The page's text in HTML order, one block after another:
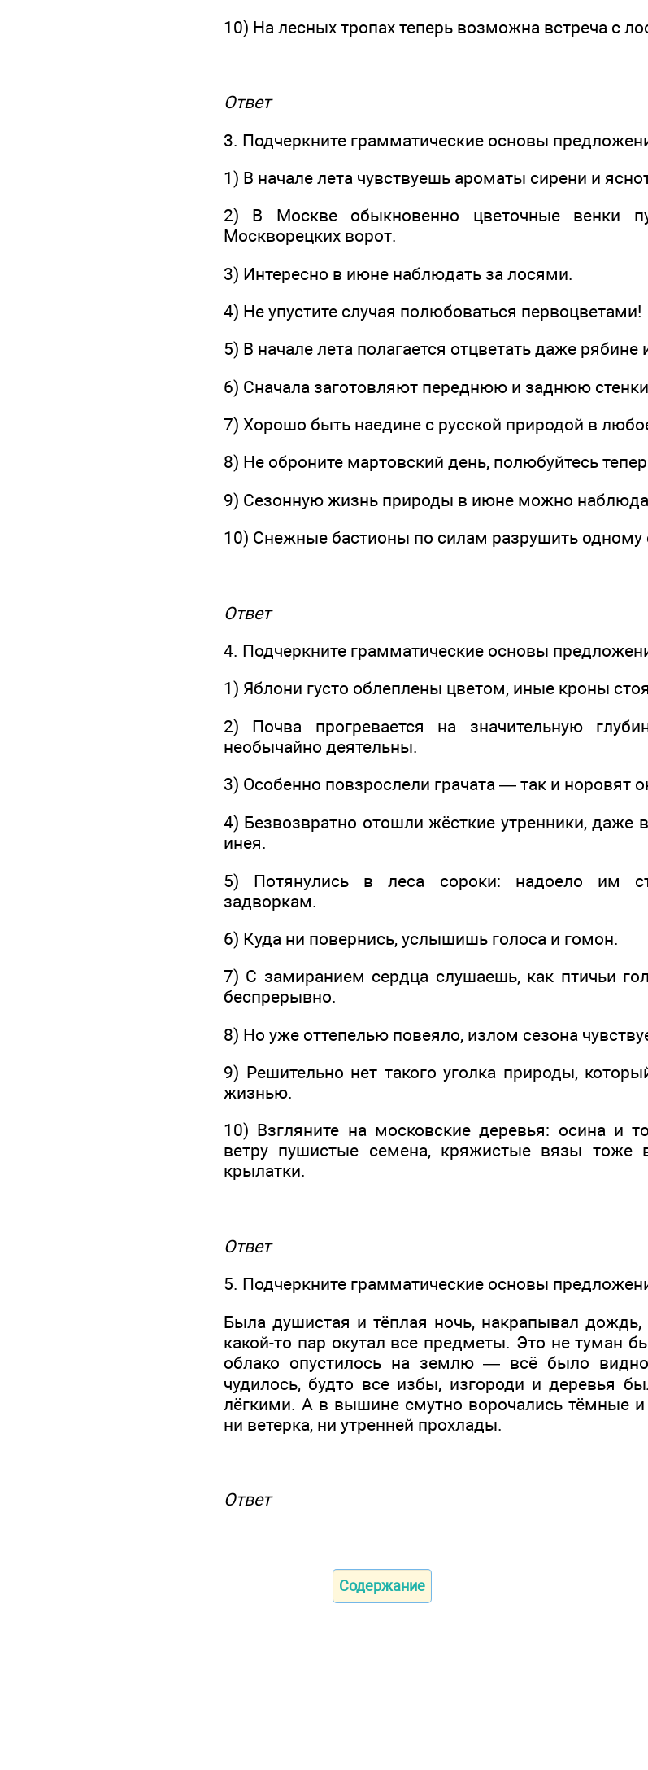
10) На лесных тропах теперь возможна встреча с
Ответ
3. Подчеркните грамматические основы
1) В начале лета чувствуешь ароматы сирени и
2) В Москве обыкновенно цветочные венки
Москворецких ворот.
3) Интересно в июне наблюдать за лосями.
4) Не упустите случая полюбоваться первоцветами!
5) В начале лета полагается отцветать даже рябине
6) Сначала заготовляют переднюю и заднюю
7) Хорошо быть наедине с русской природой в
8) Не оброните мартовский день, полюбуйтесь
9) Сезонную жизнь природы в июне можно
10) Снежные бастионы по силам разрушить одному
Ответ
4. Подчеркните грамматические основы
1) Яблони густо облеплены цветом, иные кроны
2) Почва прогревается на значительную
необычайно деятельны.
3) Особенно повзрослели грачата — так и норовят
4) Безвозвратно отошли жёсткие утренники, даже
инея.
5) Потянулись в леса сороки: надоело им
задворкам.
6) Куда ни повернись, услышишь голоса и гомон.
7) С замиранием сердца слушаешь, как птичьи
беспрерывно.
8) Но уже оттепелью повеяло, излом сезона
9) Решительно нет такого уголка природы,
жизнью.
10) Взгляните на московские деревья: осина и
ветру пушистые семена, кряжистые вязы тоже
крылатки.
Ответ
5. Подчеркните грамматические основы
Была душистая и тёплая ночь, накрапывал дождь,
какой-то пар окутал все предметы. Это не туман
облако опустилось на землю — всё было
чудилось, будто все избы, изгороди и деревья
лёгкими. А в вышине смутно ворочались тёмные
ни ветерка, ни утренней прохлады.
Ответ
Содержание